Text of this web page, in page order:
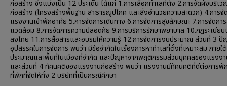
ก่อสร้าง ซึ่งแบ่งเป็น 12 ประเด็น ได้แก่ 1.การเลือกทำเลที่ตั้ง 2.การจัดผังบริเว
ก่อสร้าง (โครงสร้างพื้นฐาน สาธารณูปโภค และสิ่งอำนวยความสะดวก) 4.การจั
แรงงานเข้าพักอาศัย 5.การจัดการเดินทาง 6.การจัดการสุขลักษณะ 7.การจัดกา
แวดล้อม 8.การจัดการความปลอดภัย 9.การบริการรักษาพยาบาล 10.กฎระเบีย
ลงโทษ 11.การสื่อสารและอบรมให้ความรู้ 12.การจัดการงบประมาณ ส่วนที่ 3 ปั
อุปสรรคในการจัดการ พบว่า มีข้อจำกัดในเรื่องการหาทำเลที่ตั้งที่เหมาะสม ภายใ
ประมาณและพื้นที่ในเมืองที่จำกัด และปัญหาจากพฤติกรรมส่วนบุคคลของแรงง
และส่วนที่ 4 ทัศนคติของแรงงานก่อสร้าง พบว่า แรงงานมีทัศนคติที่ดีต่อการพั
ที่พักที่จัดให้ทั้ง 2 บริษัทที่เป็นกรณีศึกษา